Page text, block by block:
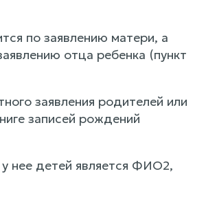
по заявлению матери, а
отца ребенка (пункт
заявления родителей или
записей рождений
нее детей является ФИО2,